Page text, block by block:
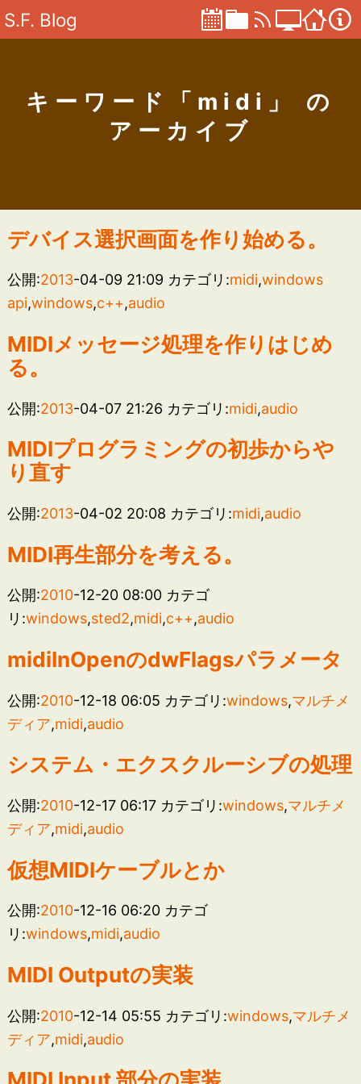
S.F. Blog
キーワード「midi」 の
アーカイブ
デバイス選択画面を作り始める。
公開:2013-04-09 21:09 カテゴリ:midi,windows
api,windows,c++,audio
MIDIメッセージ処理を作りはじめ
る。
公開:2013-04-07 21:26 カテゴリ:midi,audio
MIDIプログラミングの初歩からや
り直す
公開:2013-04-02 20:08 カテゴリ:midi,audio
MIDI再生部分を考える。
公開:2010-12-20 08:00 カテゴ
リ:windows,sted2,midi,c++,audio
midiInOpenのdwFlagsパラメータ
公開:2010-12-18 06:05 カテゴリ:windows,マルチメ
ディア,midi,audio
システム・エクスクルーシブの処理
公開:2010-12-17 06:17 カテゴリ:windows,マルチメ
ディア,midi,audio
仮想MIDIケーブルとか
公開:2010-12-16 06:20 カテゴ
リ:windows,midi,audio
MIDI Outputの実装
公開:2010-12-14 05:55 カテゴリ:windows,マルチメ
ディア,midi,audio